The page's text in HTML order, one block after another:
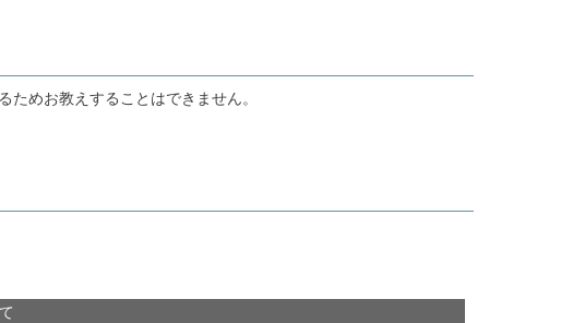
めお教えすることはできません。